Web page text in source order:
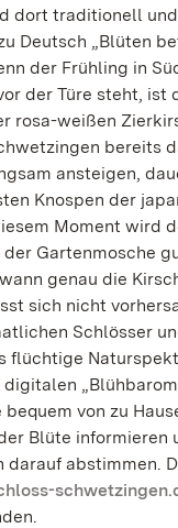
dort traditionell
Deutsch „Blüten
der Frühling in
der Türe steht, ist
rosa-weißen
bereits
ansteigen,
Knospen der
Moment wird
Gartenmosche
genau die
sich nicht
Schlösser
flüchtige
von zu
Blüte informieren
darauf abstimmen.